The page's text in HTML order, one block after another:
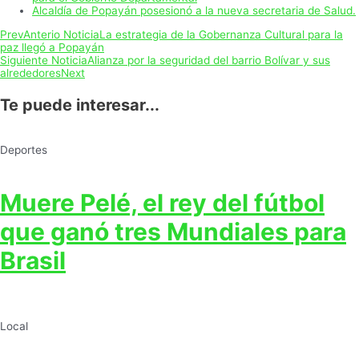
Alcaldía de Popayán posesionó a la nueva secretaria de Salud.
PrevAnterio NoticiaLa estrategia de la Gobernanza Cultural para la
paz llegó a Popayán
Siguiente NoticiaAlianza por la seguridad del barrio Bolívar y sus
alrededoresNext
Te puede interesar...
Deportes
Muere Pelé, el rey del fútbol
que ganó tres Mundiales para
Brasil
Local